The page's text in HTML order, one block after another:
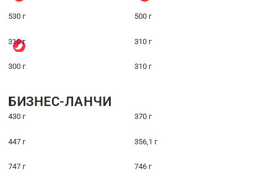
530 г 500 г
310 г 310 г
300 г 310 г
БИЗНЕС-ЛАНЧИ
430 г 370 г
447 г 356,1 г
747 г 746 г